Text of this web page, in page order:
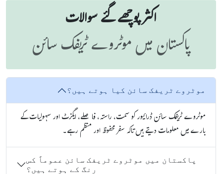
اکثر پوچھے گئے سوالات
پاکستان میں موٹروے ٹریفک سائن
موٹروے ٹریفک سائن کیا ہوتے ہیں؟
موٹروے ٹریفک سائن ڈرائیور کو سمت، راستہ، فاصلے، ایگزٹ اور سہولیات کے
بارے میں معلومات دیتے ہیں تاکہ سفر محفوظ اور منظم رہے۔
پاکستان میں موٹروے ٹریفک سائن عموماً کس
رنگ کے ہوتے ہیں؟